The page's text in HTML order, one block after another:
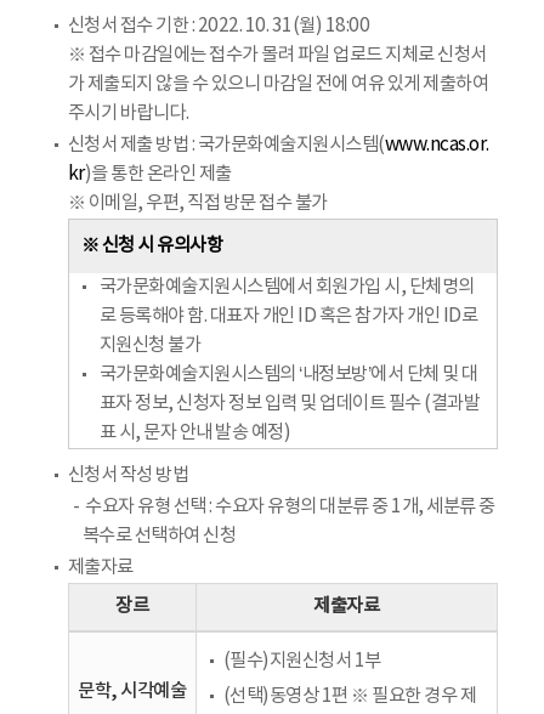
신청서 접수 기한 : 2022. 10. 31(월) 18:00
※ 접수 마감일에는 접수가 몰려 파일 업로드 지체로 신청서
가 제출되지 않을 수 있으니 마감일 전에 여유 있게 제출하여
주시기 바랍니다.
신청서 제출 방법 : 국가문화예술지원시스템(www.ncas.or.
kr)을 통한 온라인 제출
※ 이메일, 우편, 직접 방문 접수 불가
※ 신청 시 유의사항
국가문화예술지원시스템에서 회원가입 시, 단체명의
로 등록해야 함. 대표자 개인 ID 혹은 참가자 개인 ID로
지원신청 불가
국가문화예술지원시스템의 ‘내정보방’에서 단체 및 대
표자 정보, 신청자 정보 입력 및 업데이트 필수 (결과발
표 시, 문자 안내 발송 예정)
신청서 작성 방법
수요자 유형 선택 : 수요자 유형의 대분류 중 1개, 세분류 중
복수로 선택하여 신청
제출자료
장르
제출자료
문학, 시각예술
(필수)지원신청서 1부
(선택)동영상 1편 ※ 필요한 경우 제